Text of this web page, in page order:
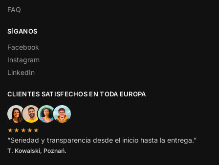
FAQ
SÍGANOS
Facebook
Instagram
LinkedIn
CLIENTES SATISFECHOS EN TODA EUROPA
★★★★★
“Seriedad y transparencia desde el inicio hasta la entrega.”
T. Kowalski, Poznań.